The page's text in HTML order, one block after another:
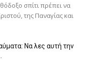
σπίτι πρέπει να
της Παν­αγίας και
Να λες αυτή την